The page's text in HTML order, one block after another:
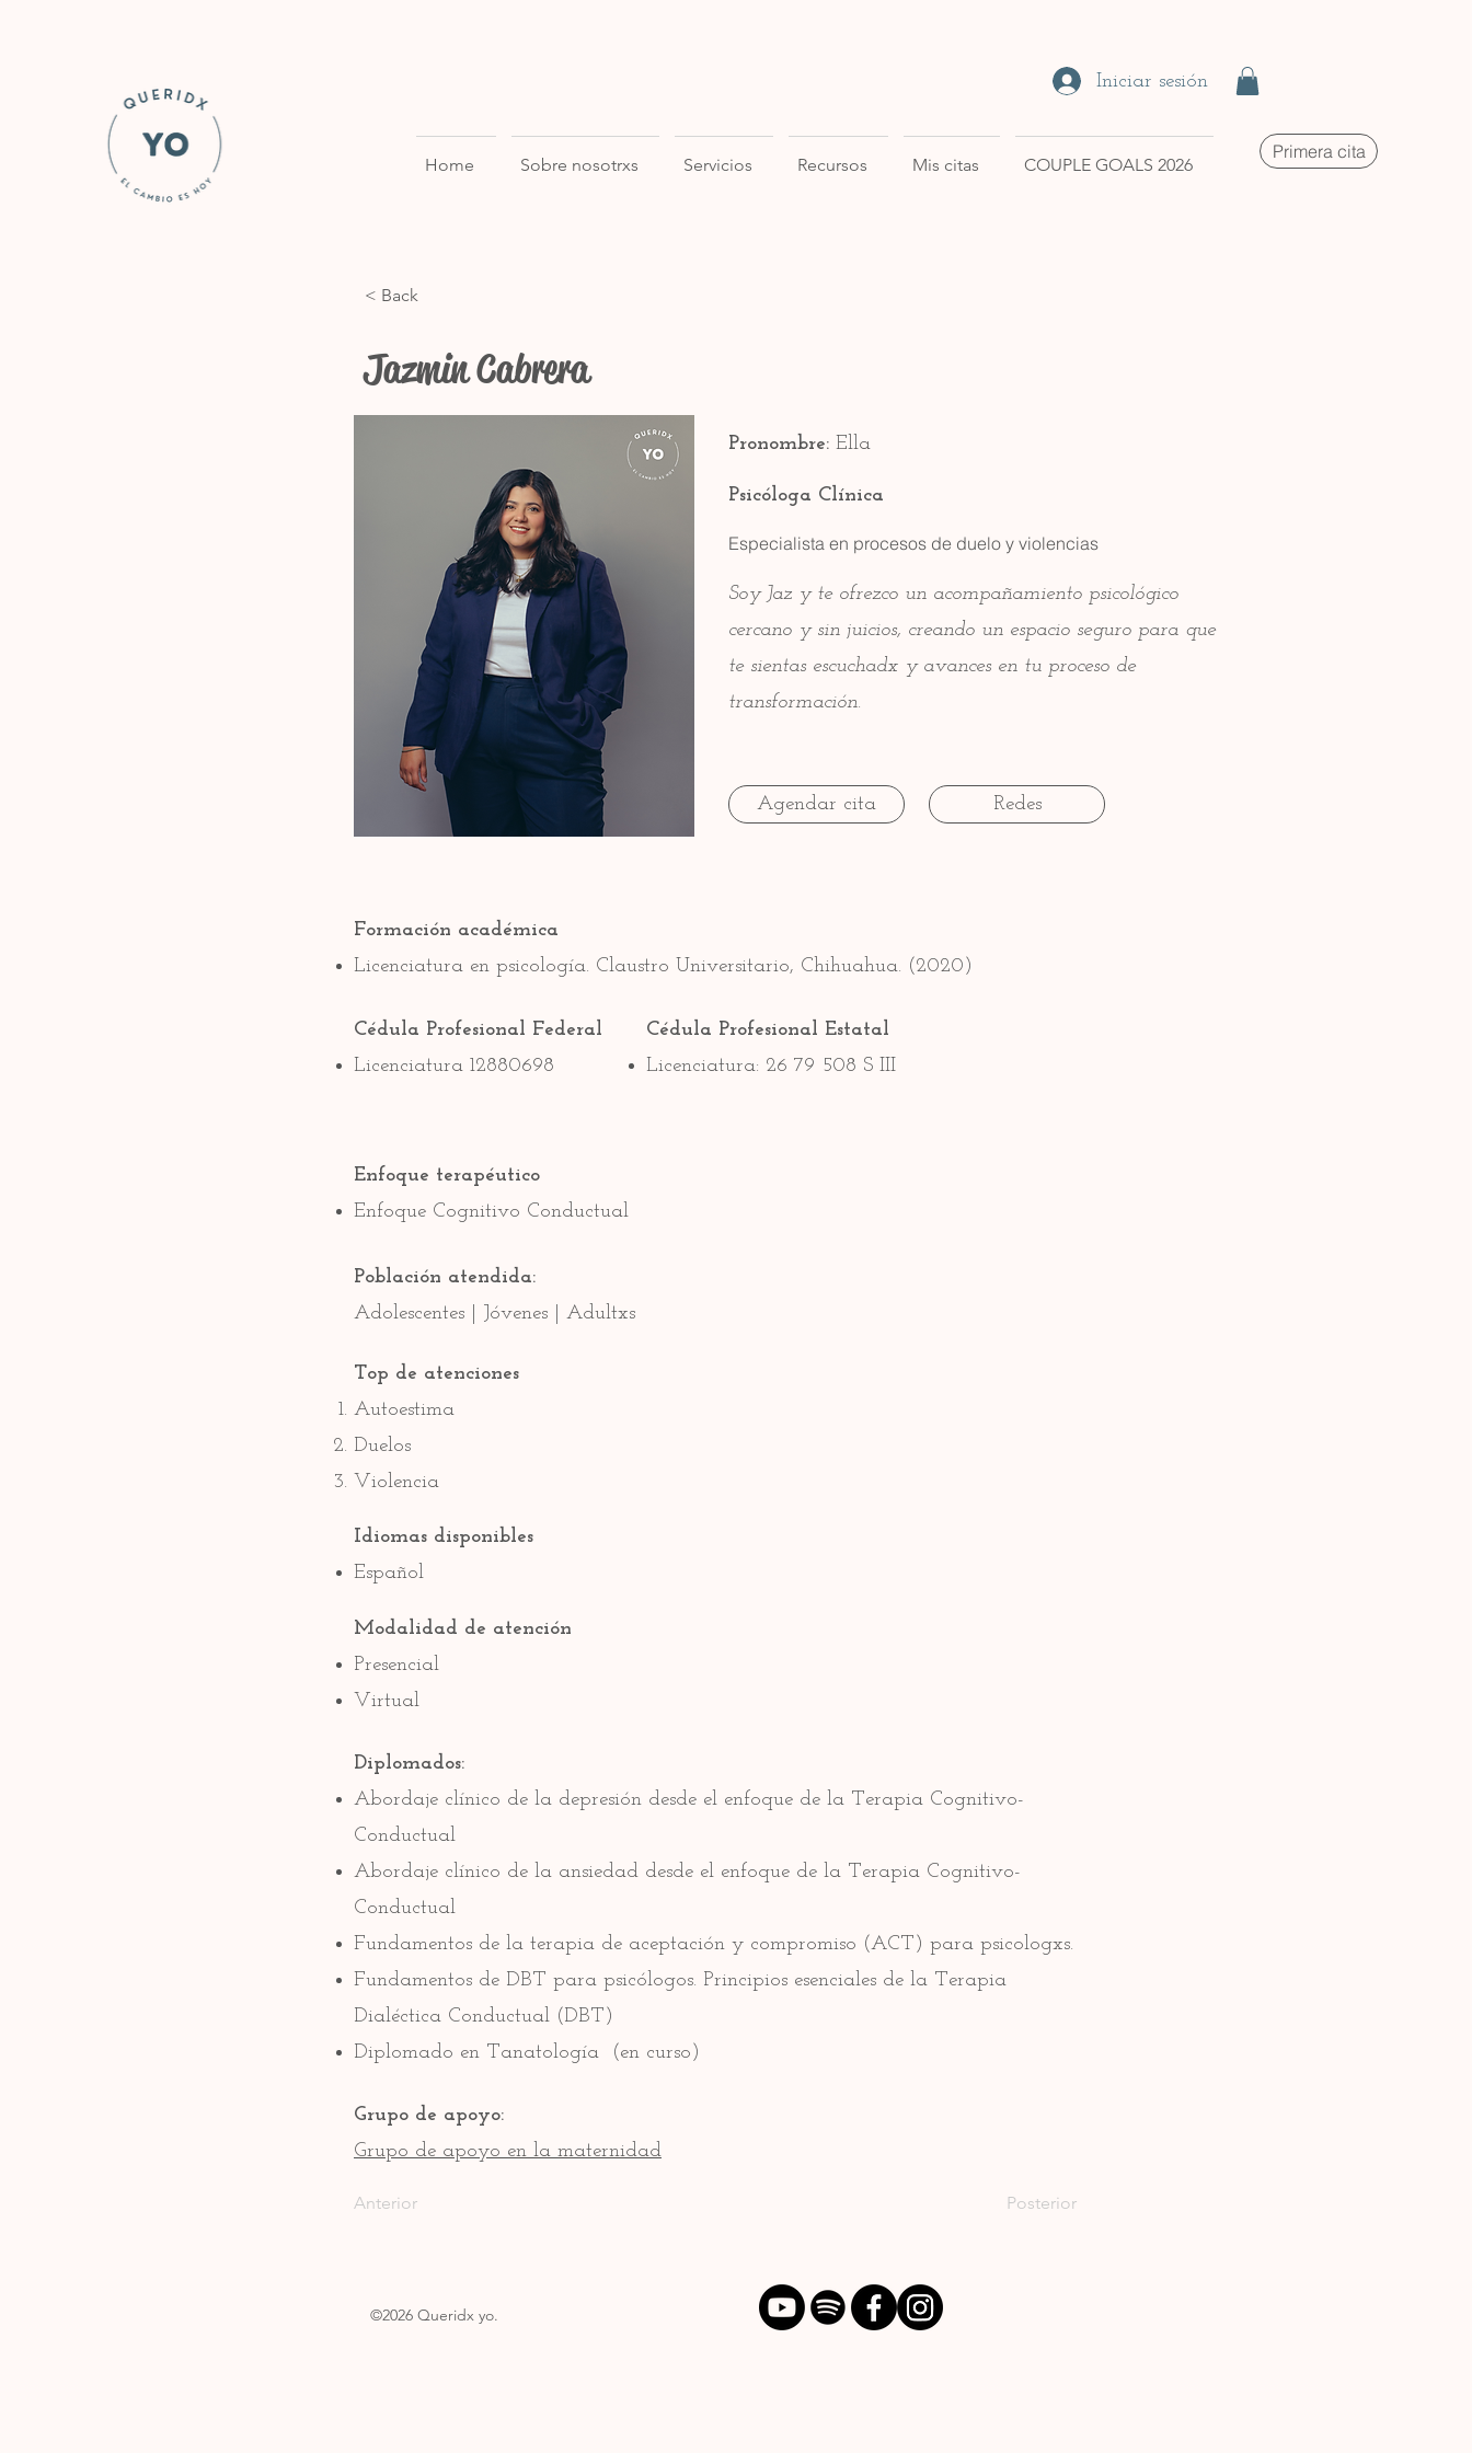
Iniciar sesión
Home Sobre nosotrxs Servicios Recursos Mis citas COUPLE GOALS 2026
Primera cita
< Back
Jazmin Cabrera
Pronombre: Ella
Psicóloga Clínica
Especialista en procesos de duelo y violencias
Soy Jaz y te ofrezco un acompañamiento psicológico
cercano y sin juicios, creando un espacio seguro para que
te sientas escuchadx y avances en tu proceso de
transformación.
Agendar cita Redes
Formación académica
Licenciatura en psicología. Claustro Universitario, Chihuahua. (2020)
Cédula Profesional Federal
Licenciatura 12880698
Cédula Profesional Estatal
Licenciatura: 26 79 508 S III
Enfoque terapéutico
Enfoque Cognitivo Conductual
Población atendida:
Adolescentes | Jóvenes | Adultxs
Top de atenciones
Autoestima
Duelos
Violencia
Idiomas disponibles
Español
Modalidad de atención
Presencial
Virtual
Diplomados:
Abordaje clínico de la depresión desde el enfoque de la Terapia Cognitivo-
Conductual
Abordaje clínico de la ansiedad desde el enfoque de la Terapia Cognitivo-
Conductual
Fundamentos de la terapia de aceptación y compromiso (ACT) para psicologxs.
Fundamentos de DBT para psicólogos. Principios esenciales de la Terapia
Dialéctica Conductual (DBT)
Diplomado en Tanatología (en curso)
Grupo de apoyo:
Grupo de apoyo en la maternidad
Anterior Posterior
©2026 Queridx yo.